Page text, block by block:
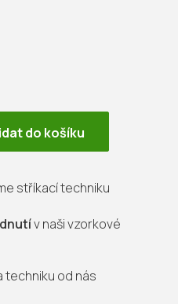
do košíku
stříkací techniku
v naši vzorkové
techniku od nás